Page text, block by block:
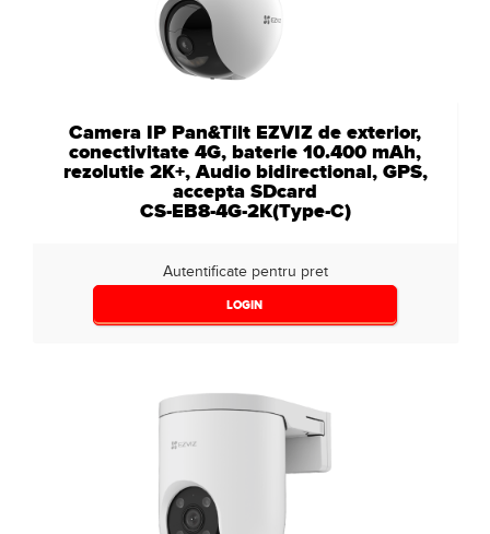
Camera IP Pan&Tilt EZVIZ de exterior,
conectivitate 4G, baterie 10.400 mAh,
rezolutie 2K+, Audio bidirectional, GPS,
accepta SDcard
CS-EB8-4G-2K(Type-C)
Autentificate pentru pret
LOGIN